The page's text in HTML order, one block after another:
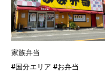
家族弁当
#国分エリア #お弁当